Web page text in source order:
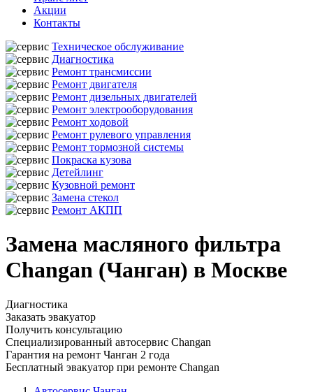
Акции
Контакты
Техническое обслуживание
Диагностика
Ремонт трансмиссии
Ремонт двигателя
Ремонт дизельных двигателей
Ремонт электрооборудования
Ремонт ходовой
Ремонт рулевого управления
Ремонт тормозной системы
Покраска кузова
Детейлинг
Кузовной ремонт
Замена стекол
Ремонт АКПП
Замена масляного фильтра
Changan (Чанган) в Москве
Диагностика
Заказать эвакуатор
Получить консультацию
Специализированный автосервис Changan
Гарантия на ремонт Чанган 2 года
Бесплатный эвакуатор при ремонте Changan